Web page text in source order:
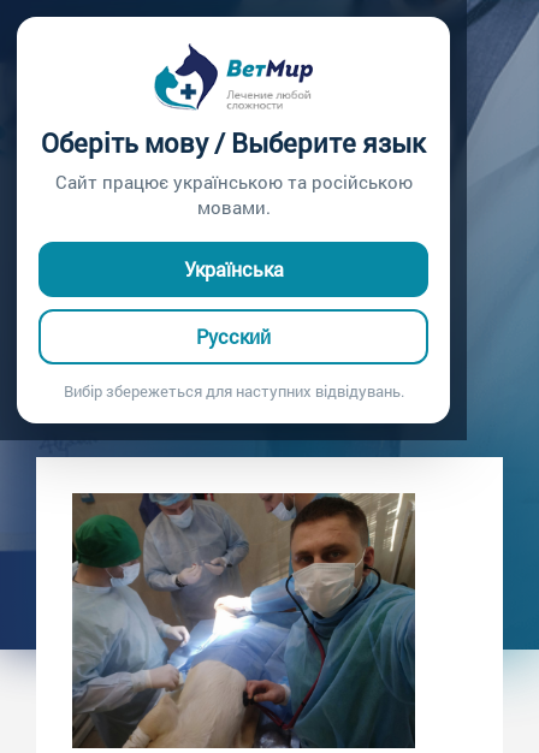
Оберіть мову / Выберите язык
Сайт працює українською та російською
мовами.
Українська
Русский
Вибір збережеться для наступних відвідувань.
РАЗРЫВ ПЕРЕДНЕЙ
КРЕСТООБРАЗНОЙ
СВЯЗКИ
Выполнена операция TWO
18.01.2021